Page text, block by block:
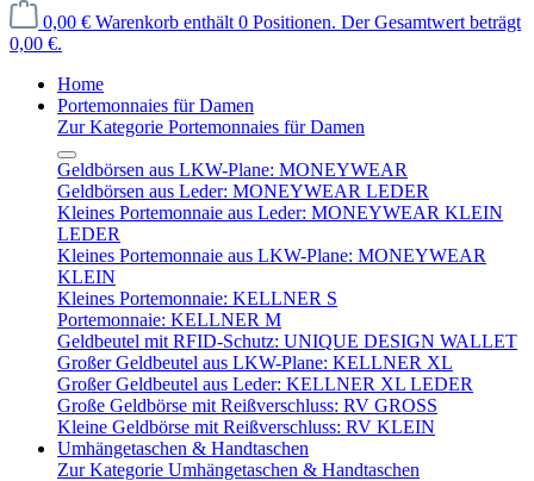
0,00 € Warenkorb enthält 0 Positionen. Der Gesamtwert beträgt
0,00 €.
Home
Portemonnaies für Damen
Zur Kategorie Portemonnaies für Damen
Geldbörsen aus LKW-Plane: MONEYWEAR
Geldbörsen aus Leder: MONEYWEAR LEDER
Kleines Portemonnaie aus Leder: MONEYWEAR KLEIN
LEDER
Kleines Portemonnaie aus LKW-Plane: MONEYWEAR
KLEIN
Kleines Portemonnaie: KELLNER S
Portemonnaie: KELLNER M
Geldbeutel mit RFID-Schutz: UNIQUE DESIGN WALLET
Großer Geldbeutel aus LKW-Plane: KELLNER XL
Großer Geldbeutel aus Leder: KELLNER XL LEDER
Große Geldbörse mit Reißverschluss: RV GROSS
Kleine Geldbörse mit Reißverschluss: RV KLEIN
Umhängetaschen & Handtaschen
Zur Kategorie Umhängetaschen & Handtaschen